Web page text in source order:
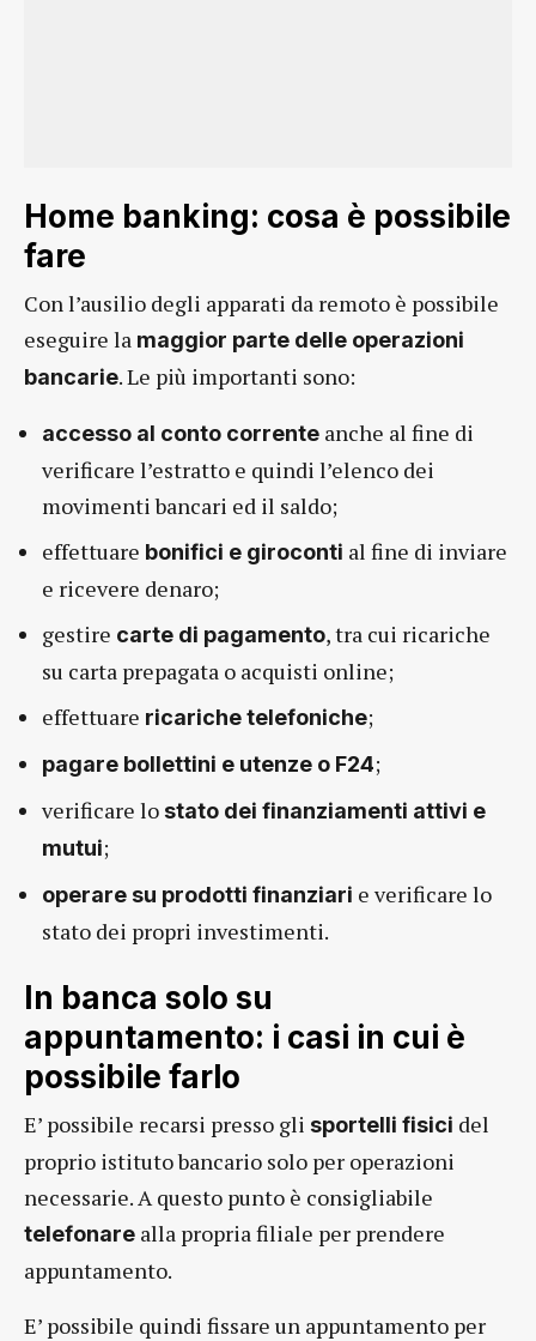
Home banking: cosa è possibile
fare
Con l’ausilio degli apparati da remoto è possibile
eseguire la maggior parte delle operazioni
bancarie. Le più importanti sono:
accesso al conto corrente anche al fine di
verificare l’estratto e quindi l’elenco dei
movimenti bancari ed il saldo;
effettuare bonifici e giroconti al fine di inviare
e ricevere denaro;
gestire carte di pagamento, tra cui ricariche
su carta prepagata o acquisti online;
effettuare ricariche telefoniche;
pagare bollettini e utenze o F24;
verificare lostato dei finanziamenti attivi e
mutui;
operare su prodotti finanziari e verificare lo
stato dei propri investimenti.
In banca solo su
appuntamento: i casi in cui è
possibile farlo
E’ possibile recarsi presso gli sportelli fisici del
proprio istituto bancario solo per operazioni
necessarie. A questo punto è consigliabile
telefonare alla propria filiale per prendere
appuntamento.
E’ possibile quindi fissare un appuntamento per